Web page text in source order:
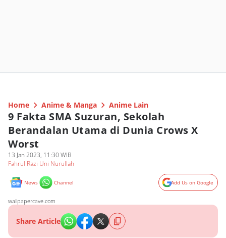
Home Anime & Manga Anime Lain
9 Fakta SMA Suzuran, Sekolah
Berandalan Utama di Dunia Crows X
Worst
13 Jan 2023, 11:30 WIB
Fahrul Razi Uni Nurullah
News Channel Add Us on Google
wallpapercave.com
Share Article